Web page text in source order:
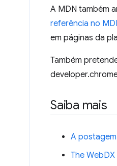
A MDN também
referência no
em páginas da
Também
Saiba mais
A
The